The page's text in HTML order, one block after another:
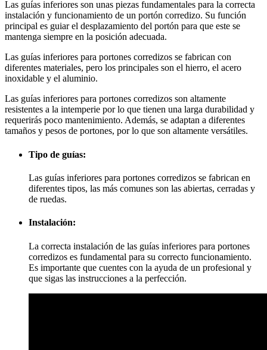
Las guías inferiores son unas piezas fundamentales para la correcta
instalación y funcionamiento de un portón corredizo. Su función
principal es guiar el desplazamiento del portón para que este se
mantenga siempre en la posición adecuada.
Las guías inferiores para portones corredizos se fabrican con
diferentes materiales, pero los principales son el hierro, el acero
inoxidable y el aluminio.
Las guías inferiores para portones corredizos son altamente
resistentes a la intemperie por lo que tienen una larga durabilidad y
requerirás poco mantenimiento. Además, se adaptan a diferentes
tamaños y pesos de portones, por lo que son altamente versátiles.
Tipo de guías:
Las guías inferiores para portones corredizos se fabrican en
diferentes tipos, las más comunes son las abiertas, cerradas y
de ruedas.
Instalación:
La correcta instalación de las guías inferiores para portones
corredizos es fundamental para su correcto funcionamiento.
Es importante que cuentes con la ayuda de un profesional y
que sigas las instrucciones a la perfección.